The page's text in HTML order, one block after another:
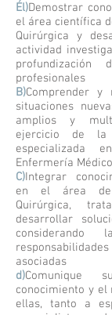
Él)Demostrar
el área científica
Quirúrgica y
actividad
profundización
profesionales
B)Comprender y
situaciones
amplios y
ejercicio de la
Enfermería
C)Integrar
en el área de
Quirúrgica,
desarrollar
considerando
asociadas
d)Comunique
conocimiento y el
ellas, tanto a